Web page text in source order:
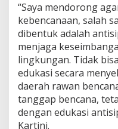
“Saya mendorong
kebencanaan, salah
dibentuk adalah
menjaga
lingkungan. Tidak
edukasi secara
daerah rawan
tanggap bencana,
dengan edukasi
Kartini.